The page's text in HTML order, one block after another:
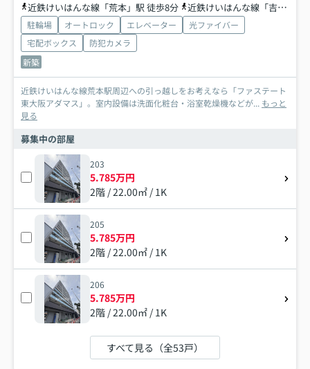
近鉄けいはんな線「荒本」駅 徒歩8分
近鉄けいはんな線「吉田」駅 徒歩14分
駐輪場 オートロック エレベーター
光ファイバー
宅配ボックス
防犯カメラ
新築
近鉄けいはんな線荒本駅周辺への引っ越しをお考えなら「ファステート
東大阪アダマス」。室内設備は洗面化粧台・浴室乾燥機などが... もっと
見る
募集中の部屋
203
5.785万円
2階 / 22.00㎡ / 1K
205
5.785万円
2階 / 22.00㎡ / 1K
206
5.785万円
2階 / 22.00㎡ / 1K
すべて見る（全53戸）